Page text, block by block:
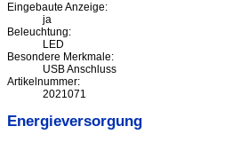
Eingebaute Anzeige:
ja
Beleuchtung:
LED
Besondere Merkmale:
USB Anschluss
Artikelnummer:
2021071
Energieversorgung